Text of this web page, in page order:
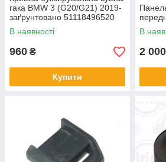
гака BMW 3 (G20/G21) 2019-
заґрунтовано 51118496520
В наявності
960 ₴
Купити
В
2 000